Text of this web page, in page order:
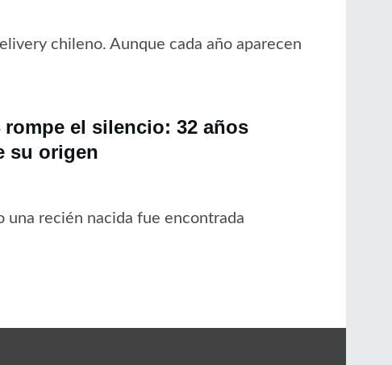
chileno. Aunque cada año aparecen
rompe el silencio: 32 años
su origen
una recién nacida fue encontrada